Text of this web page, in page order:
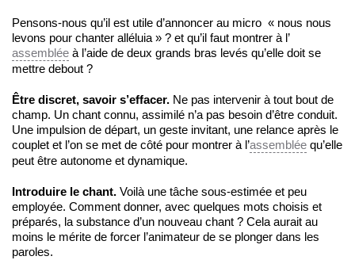
Pensons-nous qu’il est utile d’annoncer au micro « nous nous
levons pour chanter alléluia » ? et qu’il faut montrer à l’
assemblée à l’aide de deux grands bras levés qu’elle doit se
mettre debout ?
Être discret, savoir s’effacer. Ne pas intervenir à tout bout de
champ. Un chant connu, assimilé n’a pas besoin d’être conduit.
Une impulsion de départ, un geste invitant, une relance après le
couplet et l’on se met de côté pour montrer à l’assemblée qu’elle
peut être autonome et dynamique.
Introduire le chant. Voilà une tâche sous-estimée et peu
employée. Comment donner, avec quelques mots choisis et
préparés, la substance d’un nouveau chant ? Cela aurait au
moins le mérite de forcer l’animateur de se plonger dans les
paroles.